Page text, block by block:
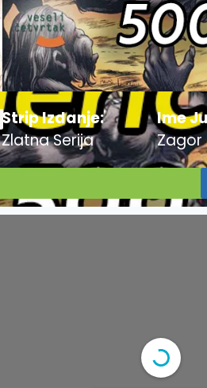
Strip Izdanje:
Zlatna Serija
Ime
Zagor